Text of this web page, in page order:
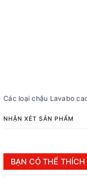
Các loại chậu Lavabo
NHẬN XÉT SẢN PHẨM
BẠN CÓ THỂ THÍCH